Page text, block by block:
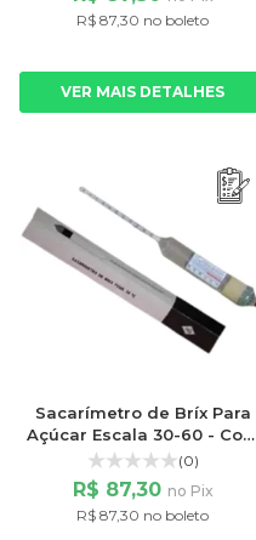
R$ 87,30 no boleto
VER MAIS DETALHES
Sacarímetro de Bríx Para
Açúcar Escala 30-60 - Com
Termômetro Liquido
Vermelho
(0)
R$ 87,30 no Pix
R$ 87,30 no boleto